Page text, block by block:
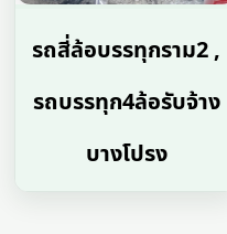
รถสี่ล้อบรรทุกราม2 ,
รถบรรทุก4ล้อรับจ้าง
บางโปรง